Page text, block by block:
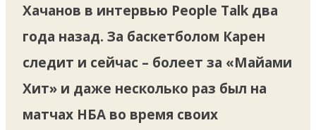
Хачанов в интервью People Talk два
года назад. За баскетболом Карен
следит и сейчас – болеет за «Майами
Хит» и даже несколько раз был на
матчах НБА во время своих